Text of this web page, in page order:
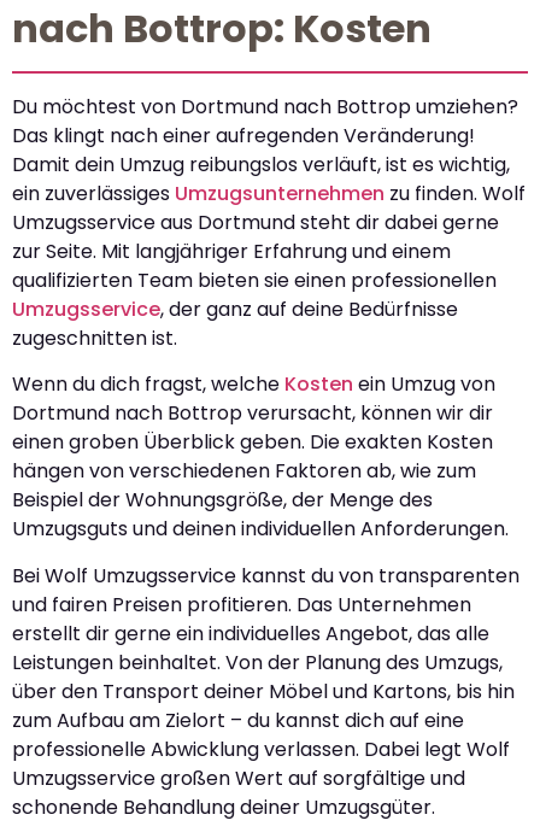
nach Bottrop: Kosten
Du möchtest von Dortmund nach Bottrop umziehen?
Das klingt nach einer aufregenden Veränderung!
Damit dein Umzug reibungslos verläuft, ist es wichtig,
ein zuverlässiges Umzugsunternehmen zu finden. Wolf
Umzugsservice aus Dortmund steht dir dabei gerne
zur Seite. Mit langjähriger Erfahrung und einem
qualifizierten Team bieten sie einen professionellen
Umzugsservice, der ganz auf deine Bedürfnisse
zugeschnitten ist.
Wenn du dich fragst, welche Kosten ein Umzug von
Dortmund nach Bottrop verursacht, können wir dir
einen groben Überblick geben. Die exakten Kosten
hängen von verschiedenen Faktoren ab, wie zum
Beispiel der Wohnungsgröße, der Menge des
Umzugsguts und deinen individuellen Anforderungen.
Bei Wolf Umzugsservice kannst du von transparenten
und fairen Preisen profitieren. Das Unternehmen
erstellt dir gerne ein individuelles Angebot, das alle
Leistungen beinhaltet. Von der Planung des Umzugs,
über den Transport deiner Möbel und Kartons, bis hin
zum Aufbau am Zielort – du kannst dich auf eine
professionelle Abwicklung verlassen. Dabei legt Wolf
Umzugsservice großen Wert auf sorgfältige und
schonende Behandlung deiner Umzugsgüter.